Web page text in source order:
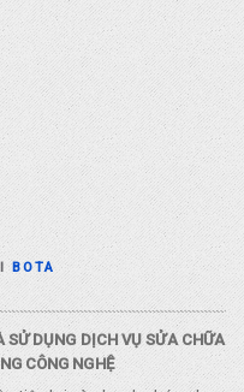
BOTA
SỬ DỤNG DỊCH VỤ SỬA CHỮA
CÔNG NGHỆ